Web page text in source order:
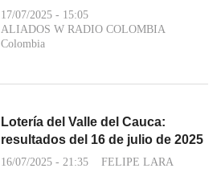
17/07/2025 - 15:05
ALIADOS W RADIO COLOMBIA
Colombia
Lotería del Valle del Cauca:
resultados del 16 de julio de 2025
16/07/2025 - 21:35 FELIPE LARA